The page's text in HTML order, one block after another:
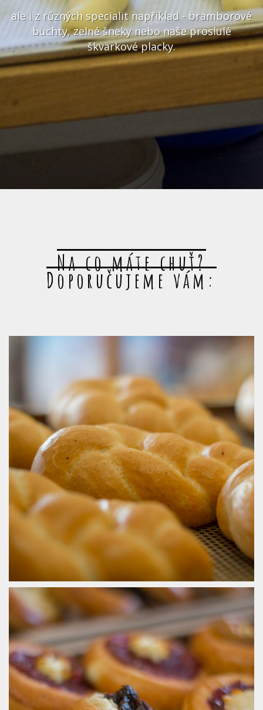
ale i z různých specialit například - bramborové
buchty, zelné šneky nebo naše proslulé
škvarkové placky.
Na co máte chuť?
Doporučujeme vám: